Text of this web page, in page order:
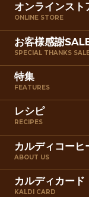
オンラインスト
ONLINE STORE
お客様感謝
SPECIAL THANKS
特集
FEATURES
レシピ
RECIPES
カルディコーヒ
ABOUT US
カルディカード
KALDI CARD